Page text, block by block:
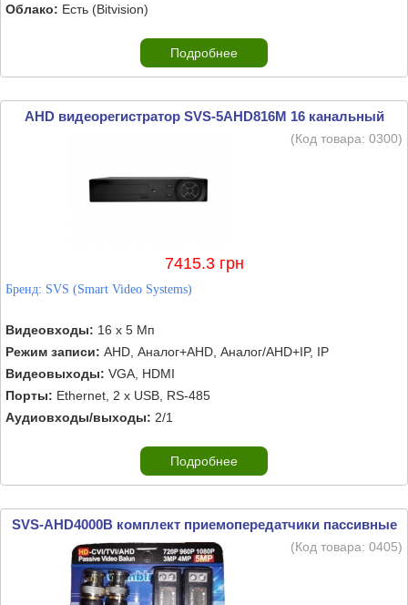
Облако: Есть (Bitvision)
Подробнее
AHD видеорегистратор SVS-5AHD816M 16 канальный
(Код товара: 0300)
7415.3 грн
Бренд: SVS (Smart Video Systems)
Видеовходы: 16 х 5 Мп
Режим записи: AHD, Аналог+AHD, Аналог/AHD+IP, IP
Видеовыходы: VGA, HDMI
Порты: Ethernet, 2 х USB, RS-485
Аудиовходы/выходы: 2/1
Подробнее
SVS-AHD4000B комплект приемопередатчики пассивные
(Код товара: 0405)